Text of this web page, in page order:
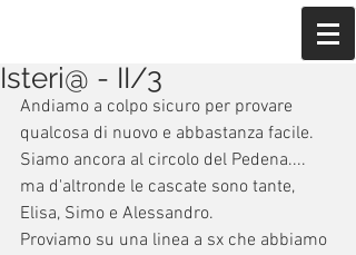
Isteri@ - II/3
Andiamo a colpo sicuro per provare
qualcosa di nuovo e abbastanza facile.
Siamo ancora al circolo del Pedena....
ma d'altronde le cascate sono tante,
Elisa, Simo e Alessandro.
Proviamo su una linea a sx che abbiamo